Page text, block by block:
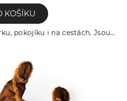
KOŠÍKU
pokojíku i na cestách. Jsou...